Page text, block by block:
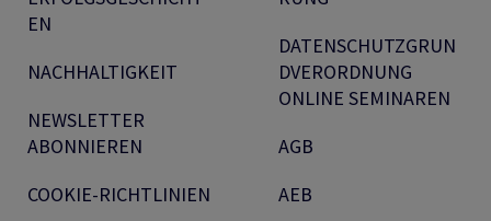
EN
NACHHALTIGKEIT
NEWSLETTER
ABONNIEREN
COOKIE-RICHTLINIEN
DATENSCHUTZGRUN
DVERORDNUNG
ONLINE SEMINAREN
AGB
AEB